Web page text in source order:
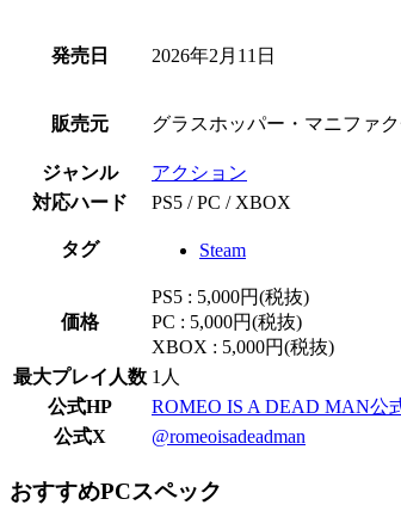
発売日 2026年2月11日
販売元 グラスホッパー・マニファ
ジャンル
アクション
対応ハード
PS5 / PC / XBOX
タグ Steam
価格
PS5 : 5,000円(税抜)
PC : 5,000円(税抜)
XBOX : 5,000円(税抜)
最大プレイ人数 1人
公式HP
ROMEO IS A DEAD MAN公
公式X
@romeoisadeadman
おすすめPCスペック